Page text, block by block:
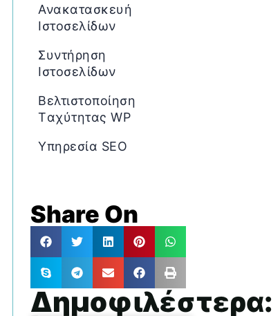
Ανακατασκευή
Ιστοσελίδων
Συντήρηση
Ιστοσελίδων
Βελτιστοποίηση
Tαχύτητας WP
Υπηρεσία SEO
Share On
Δημοφιλέστερα: